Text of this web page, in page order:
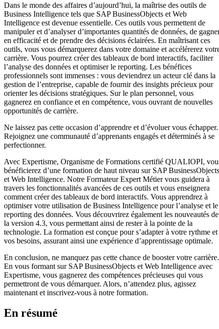
Dans le monde des affaires d’aujourd’hui, la maîtrise des outils de
Business Intelligence tels que SAP BusinessObjects et Web
Intelligence est devenue essentielle. Ces outils vous permettent de
manipuler et d’analyser d’importantes quantités de données, de
en efficacité et de prendre des décisions éclairées. En maîtrisant ces
outils, vous vous démarquerez dans votre domaine et accélérerez
carrière. Vous pourrez créer des tableaux de bord interactifs, faciliter
l’analyse des données et optimiser le reporting. Les bénéfices
professionnels sont immenses : vous deviendrez un acteur clé dans la
gestion de l’entreprise, capable de fournir des insights précieux pour
orienter les décisions stratégiques. Sur le plan personnel, vous
gagnerez en confiance et en compétence, vous ouvrant de nouvelles
opportunités de carrière.
Ne laissez pas cette occasion d’apprendre et d’évoluer vous échapper.
Rejoignez une communauté d’apprenants engagés et déterminés à se
perfectionner.
Avec Expertisme, Organisme de Formations certifié QUALIOPI,
bénéficierez d’une formation de haut niveau sur SAP BusinessObjects
et Web Intelligence. Notre Formateur Expert Métier vous guidera à
travers les fonctionnalités avancées de ces outils et vous enseignera
comment créer des tableaux de bord interactifs. Vous apprendrez à
optimiser votre utilisation de Business Intelligence pour l’analyse et le
reporting des données. Vous découvrirez également les nouveautés de
la version 4.3, vous permettant ainsi de rester à la pointe de la
technologie. La formation est conçue pour s’adapter à votre rythme et
vos besoins, assurant ainsi une expérience d’apprentissage optimale.
En conclusion, ne manquez pas cette chance de booster votre carrière.
En vous formant sur SAP BusinessObjects et Web Intelligence avec
Expertisme, vous gagnerez des compétences précieuses qui vous
permettront de vous démarquer. Alors, n’attendez plus, agissez
maintenant et inscrivez-vous à notre formation.
En résumé